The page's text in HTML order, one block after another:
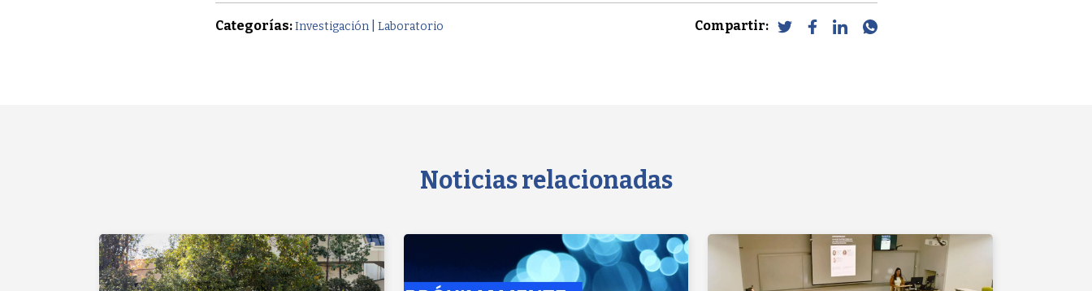
Categorías: Investigación Laboratorio Compartir:
Noticias relacionadas